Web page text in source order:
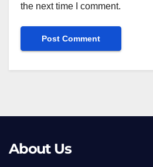
the next time I comment.
About Us